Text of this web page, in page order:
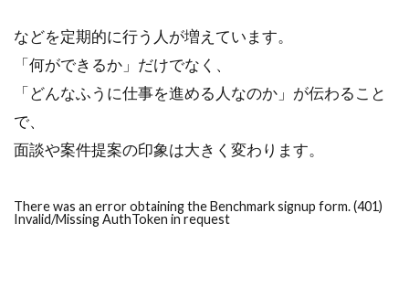
などを定期的に行う人が増えています。
「何ができるか」だけでなく、
「どんなふうに仕事を進める人なのか」が伝わること
で、
面談や案件提案の印象は大きく変わります。
There was an error obtaining the Benchmark signup form. (401)
Invalid/Missing AuthToken in request